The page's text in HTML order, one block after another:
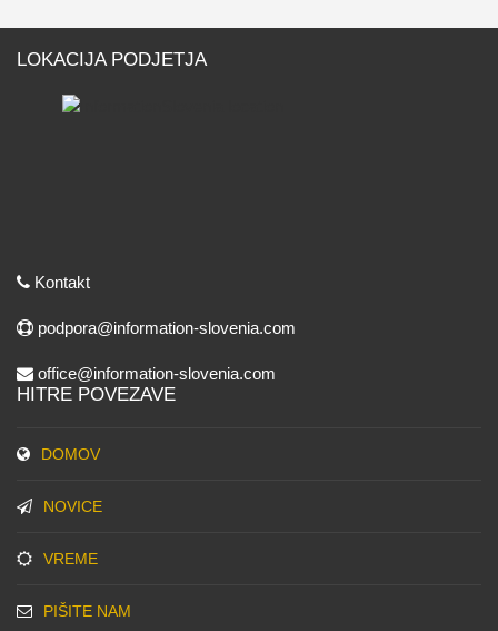
LOKACIJA PODJETJA
Kontakt
podpora@information-slovenia.com
office@information-slovenia.com
HITRE POVEZAVE
DOMOV
NOVICE
VREME
PIŠITE NAM